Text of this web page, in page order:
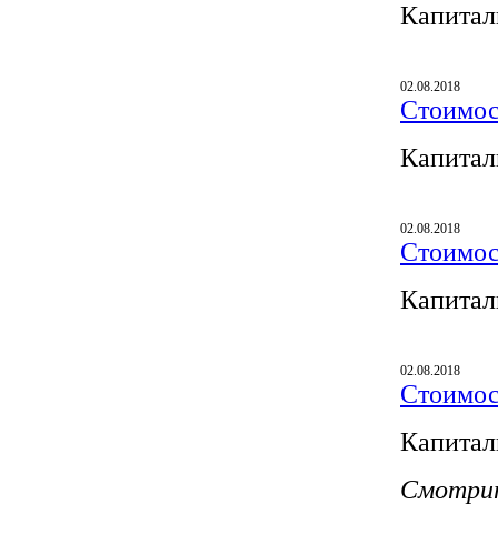
02.08.2018
02.08.2018
02.08.2018